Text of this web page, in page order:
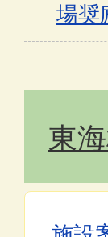
場奨
東